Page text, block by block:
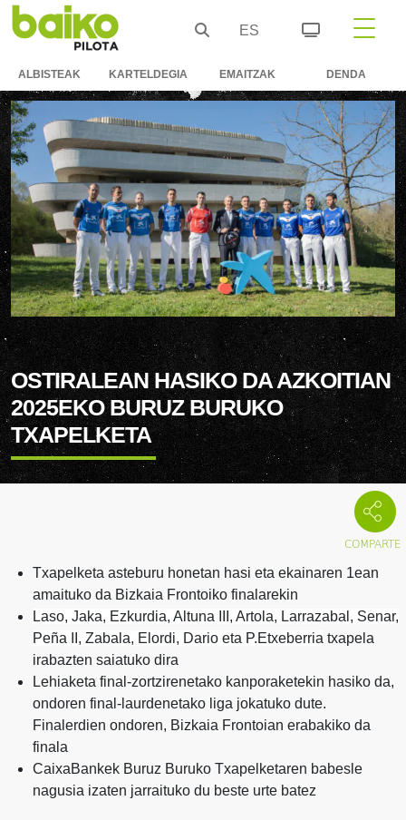
ES
ALBISTEAK KARTELDEGIA EMAITZAK DENDA
OSTIRALEAN HASIKO DA AZKOITIAN
2025EKO BURUZ BURUKO
TXAPELKETA
Txapelketa asteburu honetan hasi eta ekainaren 1ean
amaituko da Bizkaia Frontoiko finalarekin
Laso, Jaka, Ezkurdia, Altuna III, Artola, Larrazabal, Senar,
Peña II, Zabala, Elordi, Dario eta P.Etxeberria txapela
irabazten saiatuko dira
Lehiaketa final-zortzirenetako kanporaketekin hasiko da,
ondoren final-laurdenetako liga jokatuko dute.
Finalerdien ondoren, Bizkaia Frontoian erabakiko da
finala
CaixaBankek Buruz Buruko Txapelketaren babesle
nagusia izaten jarraituko du beste urte batez